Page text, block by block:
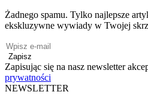
Żadnego spamu. Tylko najlepsze
ekskluzywne wywiady w Twojej
Zapisz
Zapisując się na nasz newsletter
prywatności
NEWSLETTER